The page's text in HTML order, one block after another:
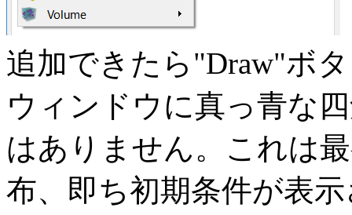
追加できたら"Draw"ボ
ウィンドウに真っ青な
はありません。これは
布、即ち初期条件が表